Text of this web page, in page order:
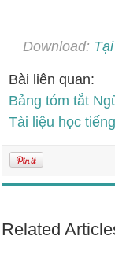
Download:
Bài liên quan:
Bảng tóm tắt
Tài liệu học
Related